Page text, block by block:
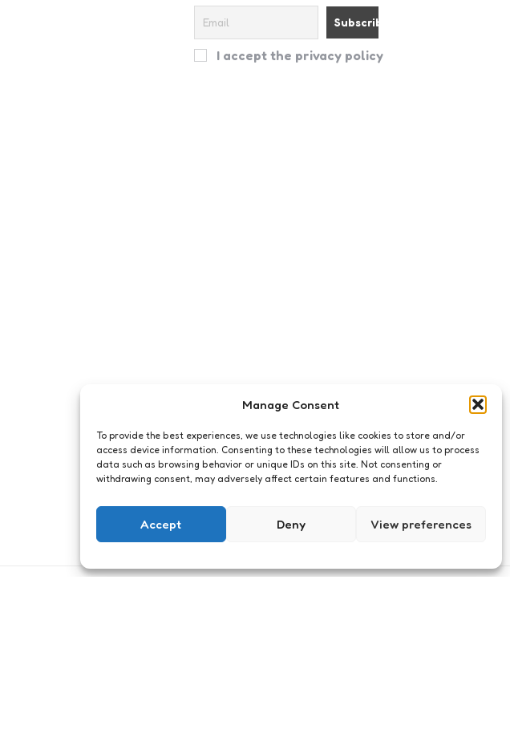
Manage Consent
To provide the best experiences, we use technologies like cookies to store and/or
access device information. Consenting to these technologies will allow us to process
data such as browsing behavior or unique IDs on this site. Not consenting or
withdrawing consent, may adversely affect certain features and functions.
Accept Deny View preferences
I accept the privacy policy